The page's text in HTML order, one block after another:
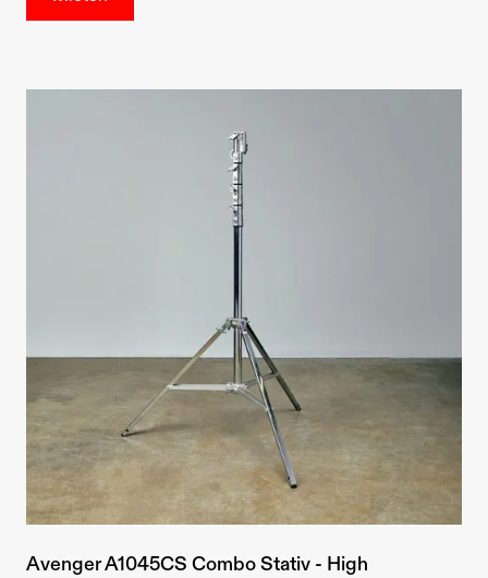
Avenger A1045CS Combo Stativ - High